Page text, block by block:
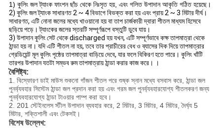
1) কুলিং জল ট্যাংক ফাংশন ছাঁচ থেকে নিঃসৃত হয়, এবং গলিত উপাদান আকৃতি গঠিত হয়েছে।
2) কুলিং জল ট্যাংক সাধারণত 2 ~ 4 বিভাগে বিভক্ত করা হয় এবং প্রায় 2 ~ 3 মিটার দীর্ঘ।
সাধারণত, এটি নোনা জলের মধ্যে খাওয়ানো হয় বা তাপ চার্জকারী দ্বারা শীতল মাধ্যম হিসেবে
ছড়িয়ে পড়ে। ট্যাংকের জলের স্তরটি সম্পূর্ণরূপে বস্তুটি ডুবে যায়।
3) উপাদান কুলিং সেট থেকে discharged হয় যখন, এটি সম্পূর্ণভাবে কক্ষ তাপমাত্রা থেকে
ঠান্ডা হয় না। যদি এটি শীতল না হয়, তবে তার প্রাচীরের বেধ ও ব্যাসের দিক দিয়ে তাপমাত্রার
গ্রেডিয়েন্ট মূল কুলিং পৃষ্ঠের তাপমাত্রা বাড়িয়ে দেবে, যার ফলে বিকিরণ হতে পারে। কুলিং খাঁটি
তারপর উপাদান যতটা সম্ভব রুম তাপমাত্রায় ঠান্ডা করার কাজ করে। ।
বৈশিষ্ট্য:
1. বিস্ফোরণ ডাই মাউস শুকনো গাঁজন শীতল পরে শুষ্ক স্নান মধ্যে বসবাস করে, ঠান্ডা জল
পুনর্ব্যবহার সিস্টেম ঠান্ডা জল প্রদান করা হয় এবং গরম জল পুনর্ব্যবহারযোগ্য শীতলকরণ জন্য
পুনর্ব্যবহারযোগ্য ঠান্ডা টাওয়ার পাম্প করা হবে।
2. 201 স্টেইনলেস স্টীল উপাদান ব্যবহার করে, 2 মিটার, 3 মিটার, 4 মিটার, দৈর্ঘ্য 5
মিটার, শক্তিশালী এবং টেকসই।
বিশেষ উল্লেখ: